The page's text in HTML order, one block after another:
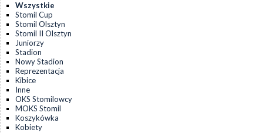
Wszystkie
Stomil Cup
Stomil Olsztyn
Stomil II Olsztyn
Juniorzy
Stadion
Nowy Stadion
Reprezentacja
Kibice
Inne
OKS Stomilowcy
MOKS Stomil
Koszykówka
Kobiety